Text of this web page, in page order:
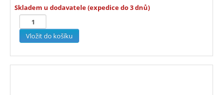
Skladem u dodavatele (expedice do 3 dnů)